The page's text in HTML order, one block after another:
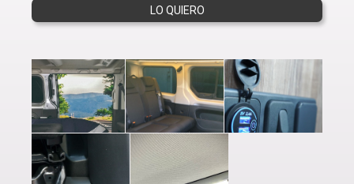
LO QUIERO